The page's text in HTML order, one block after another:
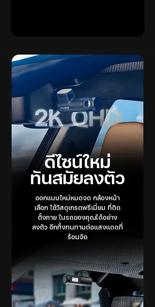
ดีไซน์ใหม่
ทันสมัยลงตัว
ออกแบบใหม่หมดจด กล้องหน้า
เลือก ใช้วัสดุเกรดพรีเมี่ยม ที่ติด
ตั้งภาย ในรถของคุณได้อย่าง
ลงตัว อีกทั้งทนทานต่อแสงแดดที่
ร้อนจัด